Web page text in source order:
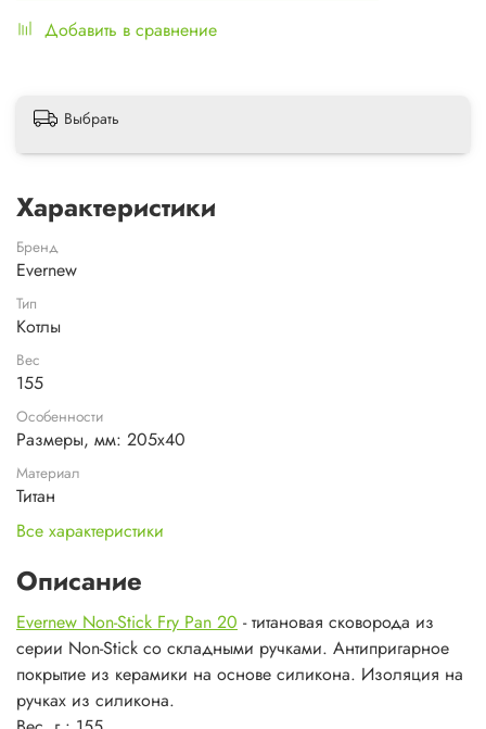
Добавить в сравнение
Выбрать
Характеристики
Бренд
Evernew
Тип
Котлы
Вес
155
Особенности
Размеры, мм: 205х40
Материал
Титан
Все характеристики
Описание
Evernew Non-Stick Fry Pan 20 - титановая сковорода из
серии Non-Stick со складными ручками. Антипригарное
покрытие из керамики на основе силикона. Изоляция на
ручках из силикона.